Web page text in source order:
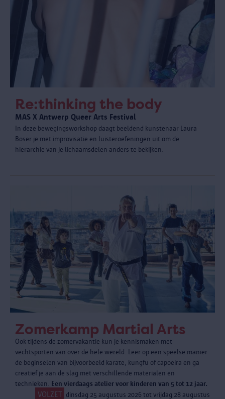
Re:thinking the body
MAS X Antwerp Queer Arts Festival
In deze bewegingsworkshop daagt beeldend kunstenaar Laura
Boser je met improvisatie en luisteroefeningen uit om de
hiërarchie van je lichaamsdelen anders te bekijken.
Zomerkamp Martial Arts
Ook tijdens de zomervakantie kun je kennismaken met
vechtsporten van over de hele wereld. Leer op een speelse manier
de beginselen van bijvoorbeeld karate, kungfu of capoeira en ga
creatief je aan de slag met verschillende materialen en
technieken. Een vierdaags atelier voor kinderen van 5 tot 12 jaar.
VOLZET dinsdag 25 augustus 2026 tot vrijdag 28 augustus